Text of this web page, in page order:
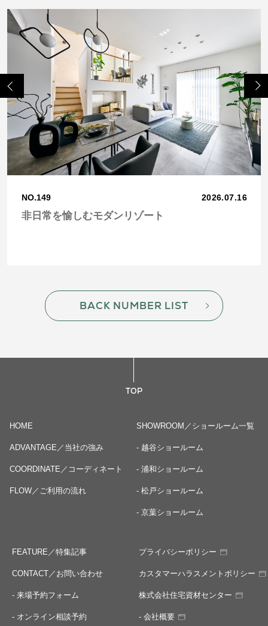
Previo
us
NO.149 2026.07.16
非日常を愉しむモダンリゾート
Next
BACK NUMBER LIST
TOP
HOME
ADVANTAGE／当社の強み
COORDINATE／コーディネート
FLOW／ご利用の流れ
SHOWROOM／ショールーム一覧
- 越谷ショールーム
- 浦和ショールーム
- 松戸ショールーム
- 京葉ショールーム
FEATURE／特集記事
CONTACT／お問い合わせ
- 来場予約フォーム
- オンライン相談予約
プライバシーポリシー
カスタマーハラスメントポリシー
株式会社住宅資材センター
- 会社概要